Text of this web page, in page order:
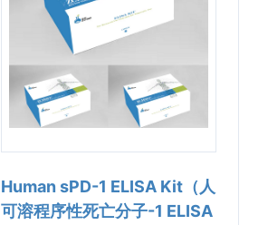
Human sPD-1 ELISA Kit（人
可溶程序性死亡分子-1 ELISA